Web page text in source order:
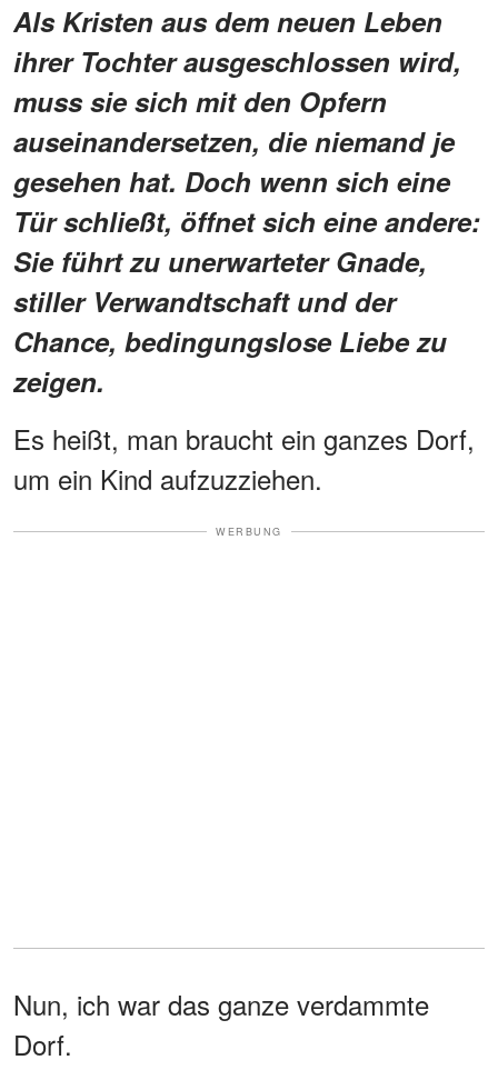
Als Kristen aus dem neuen Leben
ihrer Tochter ausgeschlossen wird,
muss sie sich mit den Opfern
auseinandersetzen, die niemand je
gesehen hat. Doch wenn sich eine
Tür schließt, öffnet sich eine andere:
Sie führt zu unerwarteter Gnade,
stiller Verwandtschaft und der
Chance, bedingungslose Liebe zu
zeigen.
Es heißt, man braucht ein ganzes Dorf,
um ein Kind aufzuzziehen.
WERBUNG
Nun, ich war das ganze verdammte
Dorf.